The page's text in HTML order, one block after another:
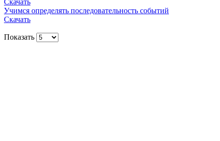
Скачать
Учимся определять последовательность событий
Скачать
Показать